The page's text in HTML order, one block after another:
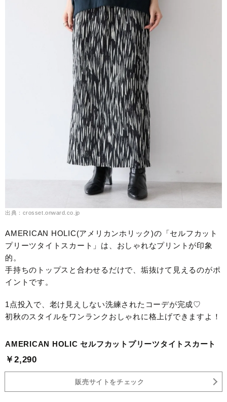
出典：crosset.onward.co.jp
AMERICAN HOLIC(アメリカンホリック)の「セルフカット
プリーツタイトスカート」は、おしゃれなプリントが印象
的。
手持ちのトップスと合わせるだけで、垢抜けて見えるのがポ
イントです。
1点投入で、老け見えしない洗練されたコーデが完成♡
初秋のスタイルをワンランクおしゃれに格上げできますよ！
AMERICAN HOLIC セルフカットプリーツタイトスカート
￥2,290
販売サイトをチェック